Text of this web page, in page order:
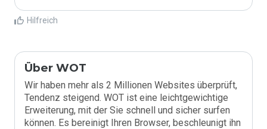
Hilfreich
Über WOT
Wir haben mehr als 2 Millionen Websites überprüft,
Tendenz steigend. WOT ist eine leichtgewichtige
Erweiterung, mit der Sie schnell und sicher surfen
können. Es bereinigt Ihren Browser, beschleunigt ihn